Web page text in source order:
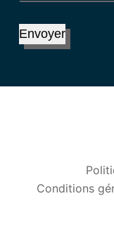
Envoyer
Conditions